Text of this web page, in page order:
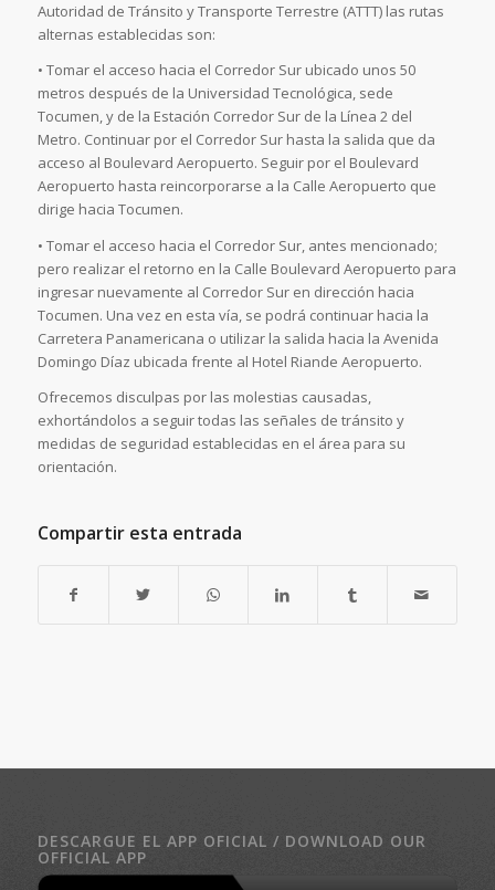
Autoridad de Tránsito y Transporte Terrestre (ATTT) las rutas
alternas establecidas son:
• Tomar el acceso hacia el Corredor Sur ubicado unos 50
metros después de la Universidad Tecnológica, sede
Tocumen, y de la Estación Corredor Sur de la Línea 2 del
Metro. Continuar por el Corredor Sur hasta la salida que da
acceso al Boulevard Aeropuerto. Seguir por el Boulevard
Aeropuerto hasta reincorporarse a la Calle Aeropuerto que
dirige hacia Tocumen.
• Tomar el acceso hacia el Corredor Sur, antes mencionado;
pero realizar el retorno en la Calle Boulevard Aeropuerto para
ingresar nuevamente al Corredor Sur en dirección hacia
Tocumen. Una vez en esta vía, se podrá continuar hacia la
Carretera Panamericana o utilizar la salida hacia la Avenida
Domingo Díaz ubicada frente al Hotel Riande Aeropuerto.
Ofrecemos disculpas por las molestias causadas,
exhortándolos a seguir todas las señales de tránsito y
medidas de seguridad establecidas en el área para su
orientación.
Compartir esta entrada
DESCARGUE EL APP OFICIAL / DOWNLOAD OUR
OFFICIAL APP